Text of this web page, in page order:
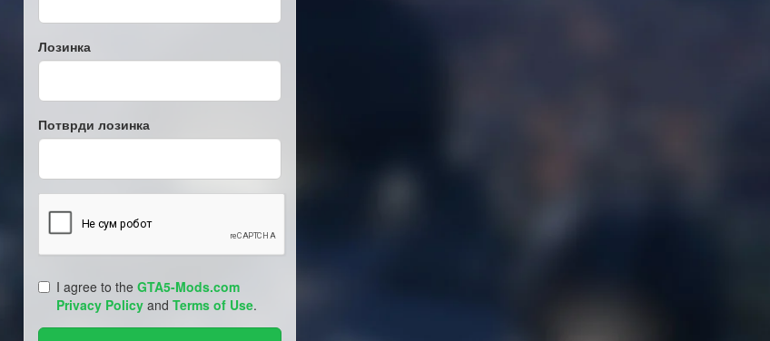
Лозинка
Потврди лозинка
I agree to the GTA5-Mods.com
Privacy Policy and Terms of Use.